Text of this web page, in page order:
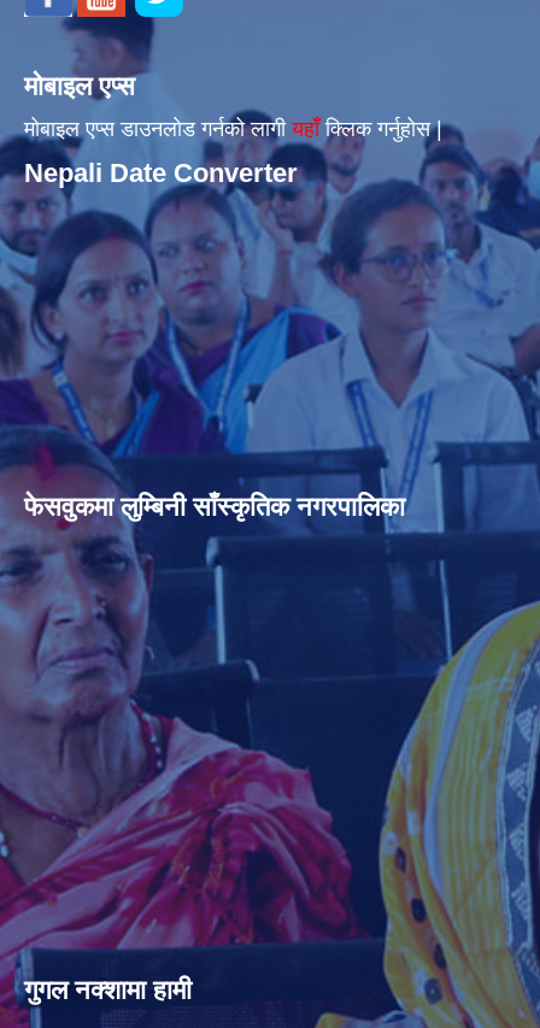
मोबाइल एप्स
मोबाइल एप्स डाउनलोड गर्नको लागीयहाँँक्लिक गर्नुहोस |
Nepali Date Converter
फेसवुकमा लुम्बिनी साँस्कृतिक नगरपालिका
गुगल नक्शामा हामी